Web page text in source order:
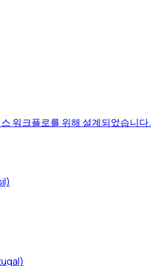
워크플로를 위해 설계되었습니다.